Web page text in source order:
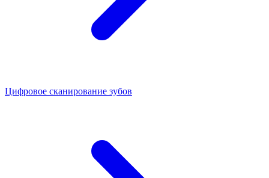
Цифровое сканирование зубов